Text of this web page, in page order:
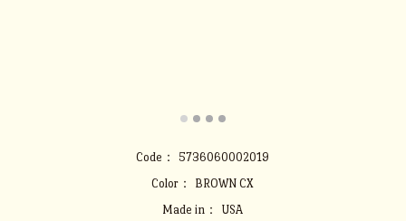
Code：
5736060002019
Color：
BROWN CX
Made in：
USA